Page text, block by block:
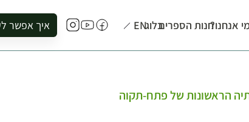
אנחנו?חנות הספריםבלוגEN איך אפשר
להזמין סיור
הראשונות של פתח-תקוה